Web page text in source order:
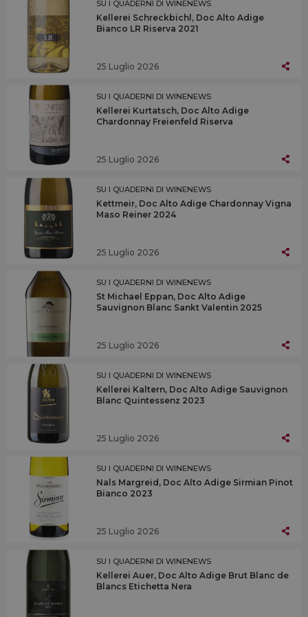
SU I QUADERNI DI WINENEWS
Kellerei Schreckbichl, Doc Alto Adige
Bianco LR Riserva 2021
25 Luglio 2026
SU I QUADERNI DI WINENEWS
Kellerei Kurtatsch, Doc Alto Adige
Chardonnay Freienfeld Riserva
25 Luglio 2026
SU I QUADERNI DI WINENEWS
Kettmeir, Doc Alto Adige Chardonnay Vigna
Maso Reiner 2024
25 Luglio 2026
SU I QUADERNI DI WINENEWS
St Michael Eppan, Doc Alto Adige
Sauvignon Blanc Sankt Valentin 2025
25 Luglio 2026
SU I QUADERNI DI WINENEWS
Kellerei Kaltern, Doc Alto Adige Sauvignon
Blanc Quintessenz 2023
25 Luglio 2026
SU I QUADERNI DI WINENEWS
Nals Margreid, Doc Alto Adige Sirmian Pinot
Bianco 2023
25 Luglio 2026
SU I QUADERNI DI WINENEWS
Kellerei Auer, Doc Alto Adige Brut Blanc de
Blancs Etichetta Nera